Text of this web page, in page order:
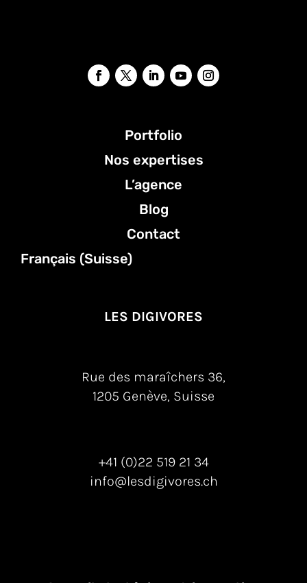
Portfolio
Nos expertises
L’agence
Blog
Contact
Français (Suisse)
LES DIGIVORES
Rue des maraîchers 36,
1205 Genève, Suisse
+41 (0)22 519 21 34
info@lesdigivores.ch